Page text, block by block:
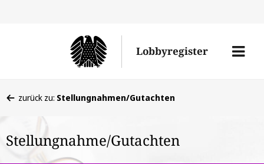
Lobbyregister
Menü
befinden
hier:
zurück zu: Stellungnahmen/Gutachten
Stellungnahme/Gutachten